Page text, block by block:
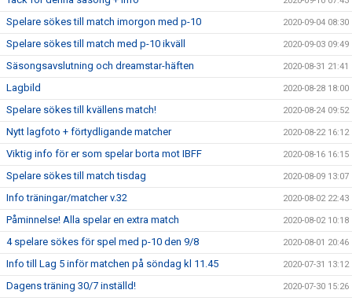
Spelare sökes till match imorgon med p-10 2020-09-04 08:30
Spelare sökes till match med p-10 ikväll 2020-09-03 09:49
Säsongsavslutning och dreamstar-häften 2020-08-31 21:41
Lagbild 2020-08-28 18:00
Spelare sökes till kvällens match! 2020-08-24 09:52
Nytt lagfoto + förtydligande matcher 2020-08-22 16:12
Viktig info för er som spelar borta mot IBFF 2020-08-16 16:15
Spelare sökes till match tisdag 2020-08-09 13:07
Info träningar/matcher v.32 2020-08-02 22:43
Påminnelse! Alla spelar en extra match 2020-08-02 10:18
4 spelare sökes för spel med p-10 den 9/8 2020-08-01 20:46
Info till Lag 5 inför matchen på söndag kl 11.45 2020-07-31 13:12
Dagens träning 30/7 inställd! 2020-07-30 15:26